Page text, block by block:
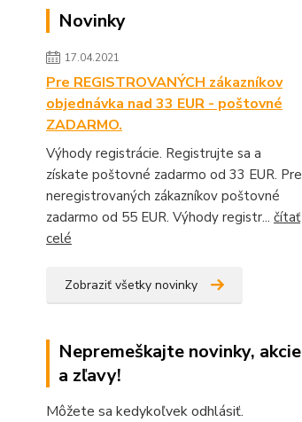
Novinky
17.04.2021
Pre REGISTROVANÝCH zákazníkov
objednávka nad 33 EUR - poštovné
ZADARMO.
Výhody registrácie. Registrujte sa a
získate poštovné zadarmo od 33 EUR. Pre
neregistrovaných zákazníkov poštovné
zadarmo od 55 EUR. Výhody registr... čítať
celé
Zobraziť všetky novinky
Nepremeškajte novinky, akcie
a zľavy!
Môžete sa kedykoľvek odhlásiť.